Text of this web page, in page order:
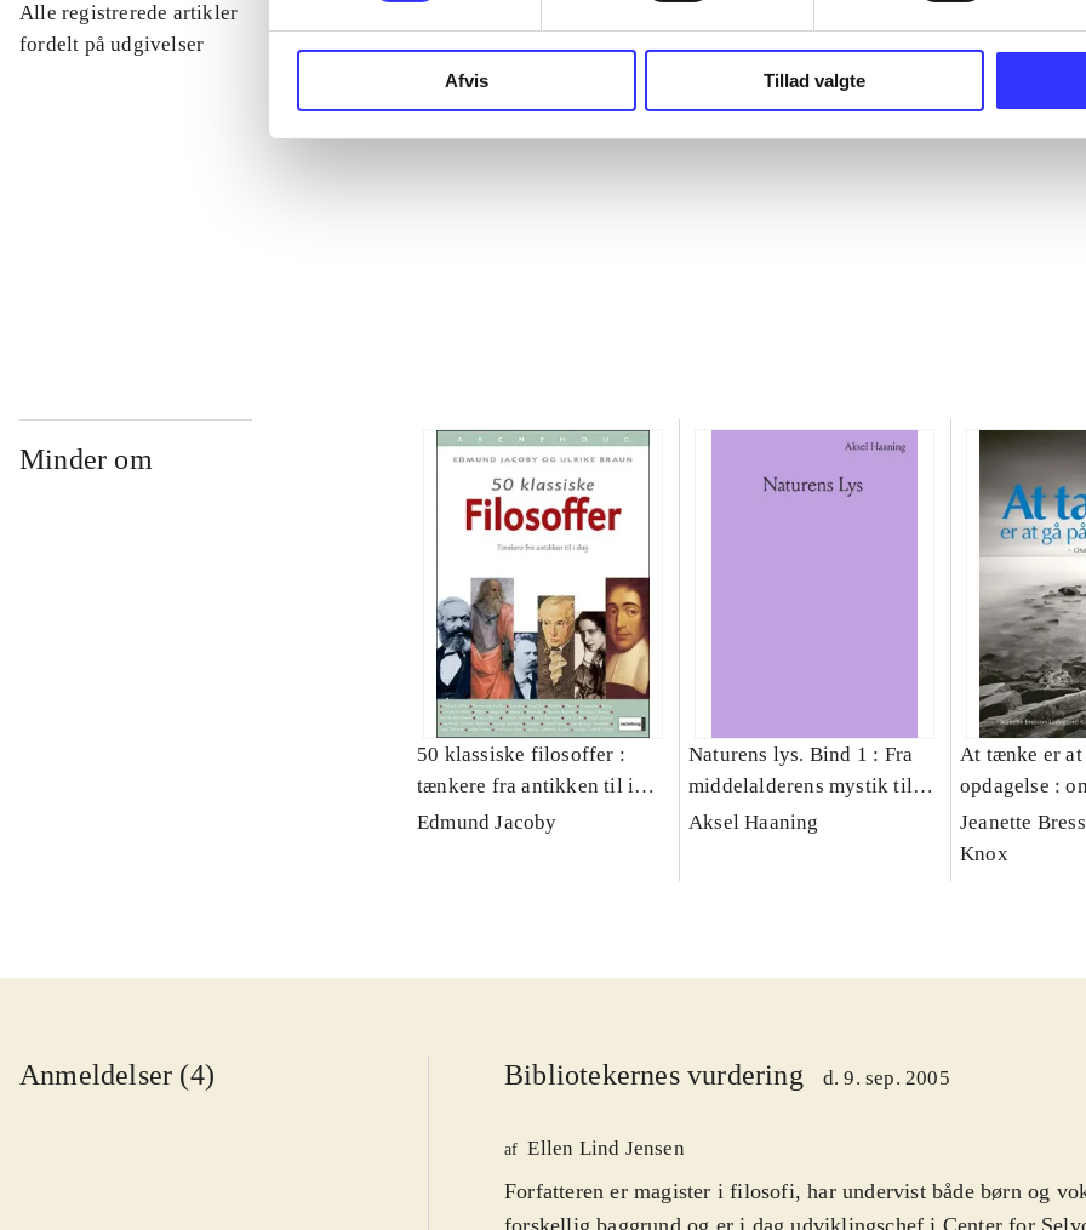
Afvis Tillad valgte
Alle registrerede artikler
fordelt på udgivelser
Minder om
50 klassiske filosoffer :
tænkere fra antikken til i
dag
Edmund Jacoby
Naturens lys. Bind 1 : Fra
middelalderens mystik til
renæssancens platonisme
Aksel Haaning
At tænke er at
opdagelse :
med børn
Jeanette
Knox
Anmeldelser (4) Bibliotekernes vurdering d. 9. sep. 2005
af Ellen Lind Jensen
Forfatteren er magister i filosofi, har undervist både børn og